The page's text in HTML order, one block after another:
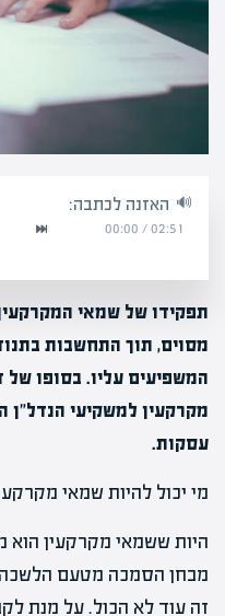
האזנה לכתבה:
02:51
/
00:00
תפקידו של שמאי
מסוים, תוך התחשבות
המשפיעים עליו. בסופו
מקרקעין למשקיעי הנדל"ן
עסקות.
מי יכול להיות שמאי
היות ששמאי מקרקעין הוא
מבחן הסמכה מטעם הלשכה
זה עוד לא הכול. על מנת